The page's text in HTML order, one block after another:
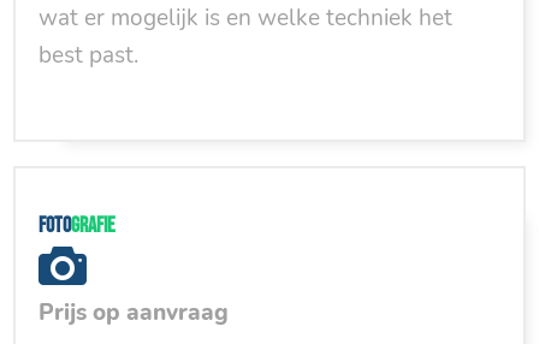
wat er mogelijk is en welke techniek het
best past.
Fotografie
Prijs op aanvraag